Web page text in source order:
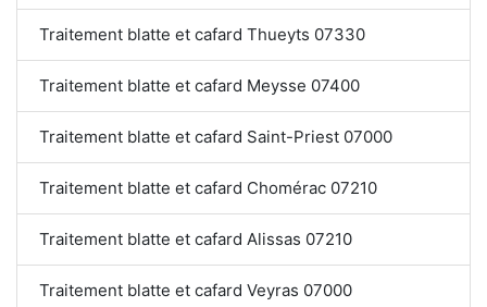
Traitement blatte et cafard Thueyts 07330
Traitement blatte et cafard Meysse 07400
Traitement blatte et cafard Saint-Priest 07000
Traitement blatte et cafard Chomérac 07210
Traitement blatte et cafard Alissas 07210
Traitement blatte et cafard Veyras 07000